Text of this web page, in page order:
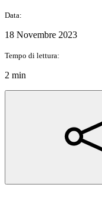
Data:
18 Novembre 2023
Tempo di lettura:
2 min